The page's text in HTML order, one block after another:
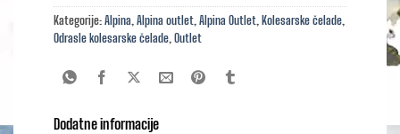
Kategorije:Alpina,Alpina outlet,Alpina Outlet, Kolesarske čelade,
Odrasle kolesarske čelade,Outlet
Dodatne informacije